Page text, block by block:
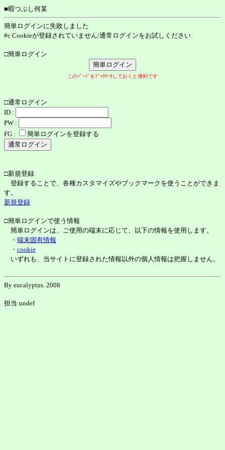
■暇つぶし何某
簡単ログインに失敗しました
#c Cookieが登録されていません/通常ログインをお試しください
□簡単ログイン
このﾍﾟｰｼﾞをﾌﾞｯｸﾏｰｸしておくと便利です
□通常ログイン
ID :
PW :
FG :
簡単ログインを登録する
□新規登録
登録することで、各種カスタマイズやブックマークを使うことができま
す。
新規登録
□簡単ログインで使う情報
簡単ログインは、ご使用の端末に応じて、以下の情報を使用します。
・ 端末固有情報
・ cookie
いずれも、当サイトに登録された情報以外の個人情報は把握しません。
By eucalyptus. 2008
担当:undef